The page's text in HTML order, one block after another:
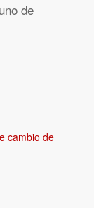
de
cambio de